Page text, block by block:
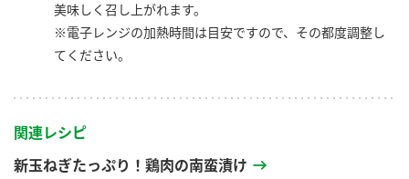
美味しく召し上がれます。
※電子レンジの加熱時間は目安ですので、その都度調整し
てください。
関連レシピ
新玉ねぎたっぷり！鶏肉の南蛮漬け